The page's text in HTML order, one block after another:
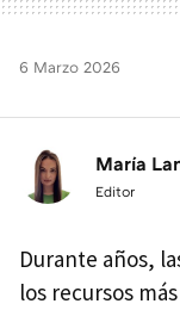
6 Marzo 2026
María
Editor
Durante años,
los recursos